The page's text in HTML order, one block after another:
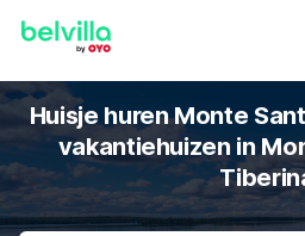
Huisje huren Monte
vakantiehuizen in